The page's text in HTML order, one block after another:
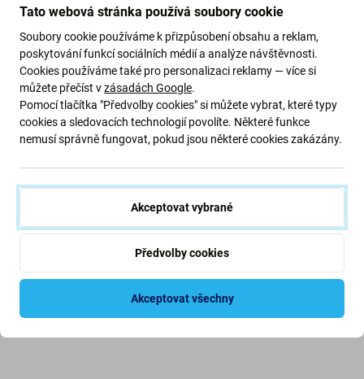
Durapro Armor pro Apple
Watch (42, 44, 45,
SKLADEM 3 ks
"Pro" pro Apple Watch
Ultra (49mm), Matte
989 Kč
SKLADEM 4 ks
Tato webová stránka používá soubory cookie
Soubory cookie používáme k přizpůsobení obsahu a reklam,
poskytování funkcí sociálních médií a analýze návštěvnosti.
Cookies používáme také pro personalizaci reklamy — více si
můžete přečíst vzásadách Google.
Pomocí tlačítka "Předvolby cookies" si můžete vybrat, které typy
cookies a sledovacích technologií povolíte. Některé funkce
nemusí správně fungovat, pokud jsou některé cookies zakázány.
Akceptovat vybrané
Předvolby cookies
Akceptovat všechny